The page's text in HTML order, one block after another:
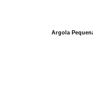
Argola